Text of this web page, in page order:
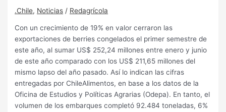
.Chile, Noticias / Redagrícola
Con un crecimiento de 19% en valor cerraron las
exportaciones de berries congelados el primer semestre de
este año, al sumar US$ 252,24 millones entre enero y junio
de este año comparado con los US$ 211,65 millones del
mismo lapso del año pasado. Así lo indican las cifras
entregadas por ChileAlimentos, en base a los datos de la
Oficina de Estudios y Políticas Agrarias (Odepa). En tanto, el
volumen de los embarques completó 92.484 toneladas, 6%